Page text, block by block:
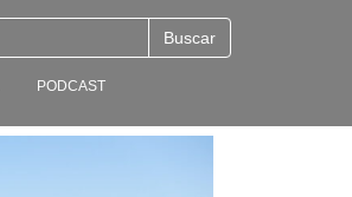
PODCAST